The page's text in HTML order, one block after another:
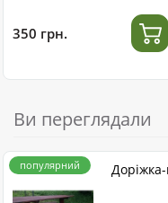
350 грн.
Ви переглядали
популярний